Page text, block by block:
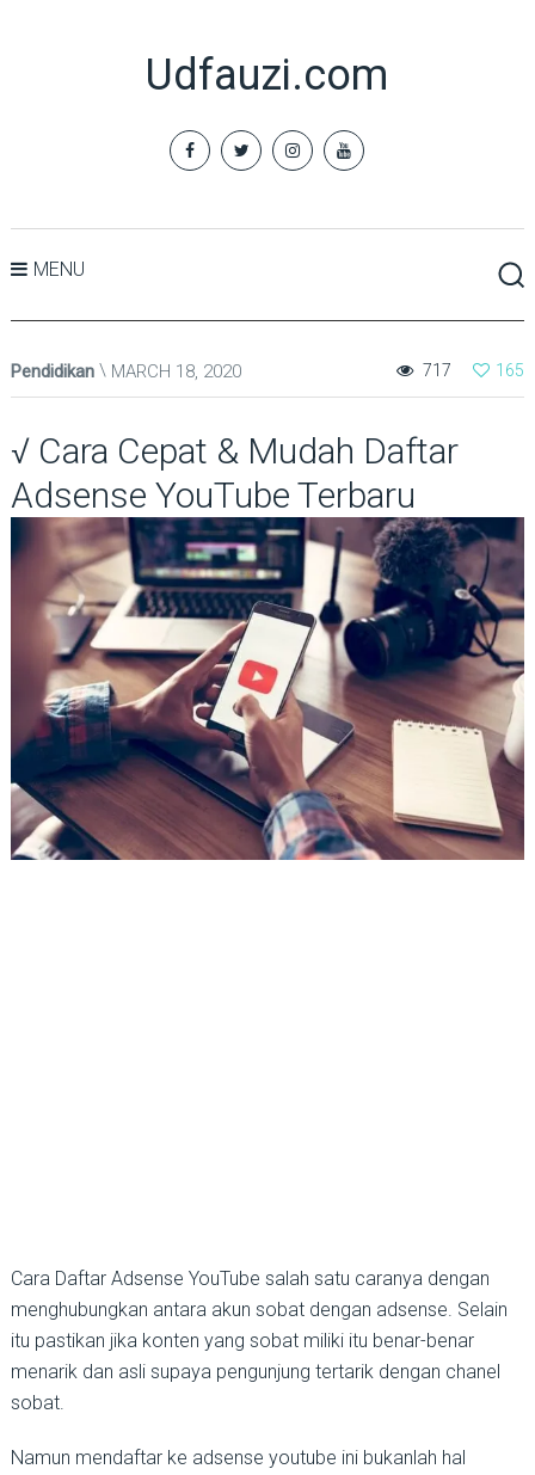
Udfauzi.com
MENU
Pendidikan MARCH 18, 2020 165
717
√ Cara Cepat & Mudah Daftar
Adsense YouTube Terbaru
Cara Daftar Adsense YouTube salah satu caranya dengan
menghubungkan antara akun sobat dengan adsense. Selain
itu pastikan jika konten yang sobat miliki itu benar-benar
menarik dan asli supaya pengunjung tertarik dengan chanel
sobat.
Namun mendaftar ke adsense youtube ini bukanlah hal